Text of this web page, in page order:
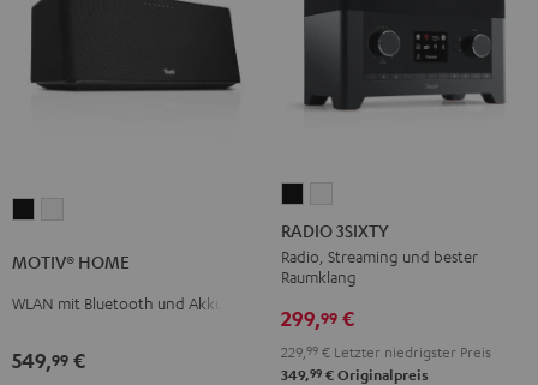
Schwarz
Weiß
MOTIV® HOME
WLAN mit Bluetooth und Akku
549,99 €
3SIXTY
Schwarz
3SIXTY
Weiß
RADIO 3SIXTY
Radio, Streaming und bester
Raumklang
299,99 €
229, 99 € Letzter niedrigster Preis
349,99 € Originalpreis